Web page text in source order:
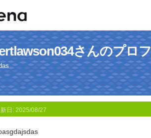
さんのプロ
日: 2025/08/27